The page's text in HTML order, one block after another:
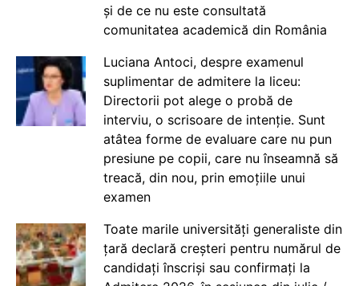
și de ce nu este consultată
comunitatea academică din România
Luciana Antoci, despre examenul
suplimentar de admitere la liceu:
Directorii pot alege o probă de
interviu, o scrisoare de intenție. Sunt
atâtea forme de evaluare care nu pun
presiune pe copii, care nu înseamnă să
treacă, din nou, prin emoțiile unui
examen
Toate marile universități generaliste din
țară declară creșteri pentru numărul de
candidați înscriși sau confirmați la